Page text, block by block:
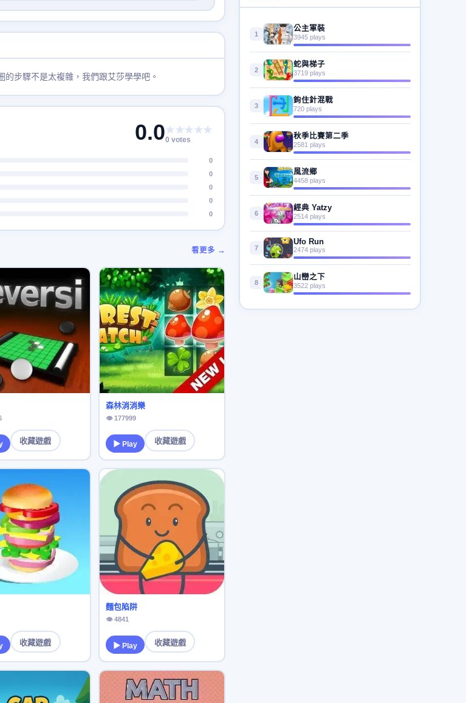
步驟不是太複雜，我們跟艾莎學學吧。
0.0★★★★★
0 votes
0
0
0
0
0
看更多 →
收藏遊戲
森林消消樂
👁 177999
▶ Play 收藏遊戲
收藏遊戲
麵包陷阱
👁 4841
▶ Play 收藏遊戲
1
公主軍裝
3945 plays
2
蛇與梯子
3719 plays
3
鉤住針混戰
720 plays
4
秋季比賽第二季
2581 plays
5
風流鄉
4458 plays
6
經典 Yatzy
2514 plays
7
Ufo Run
2474 plays
8
山巒之下
3522 plays